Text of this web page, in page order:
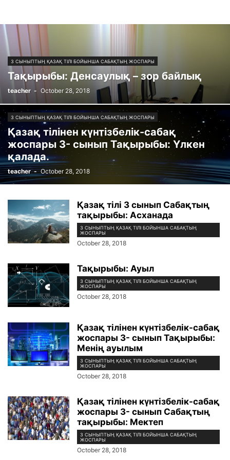
3 СЫНЫПТЫҢ ҚАЗАҚ ТІЛІ БОЙЫНША САБАҚТЫҢ ЖОСПАРЫ
Тақырыбы: Денсаулық – зор байлық
teacher - October 28, 2018
3 СЫНЫПТЫҢ ҚАЗАҚ ТІЛІ БОЙЫНША САБАҚТЫҢ ЖОСПАРЫ
Қазақ тілінен күнтізбелік-сабақ
жоспары 3- сынып Тақырыбы: Үлкен
қалада.
teacher - October 28, 2018
Қазақ тілі 3 сынып Сабақтың
тақырыбы: Асханада
3 СЫНЫПТЫҢ ҚАЗАҚ ТІЛІ БОЙЫНША САБАҚТЫҢ
ЖОСПАРЫ
October 28, 2018
Тақырыбы: Ауыл
3 СЫНЫПТЫҢ ҚАЗАҚ ТІЛІ БОЙЫНША САБАҚТЫҢ
ЖОСПАРЫ
October 28, 2018
Қазақ тілінен күнтізбелік-сабақ
жоспары 3- сынып Тақырыбы:
Менің ауылым
3 СЫНЫПТЫҢ ҚАЗАҚ ТІЛІ БОЙЫНША САБАҚТЫҢ
ЖОСПАРЫ
October 28, 2018
Қазақ тілінен күнтізбелік-сабақ
жоспары 3- сынып Сабақтың
тақырыбы: Мектеп
3 СЫНЫПТЫҢ ҚАЗАҚ ТІЛІ БОЙЫНША САБАҚТЫҢ
ЖОСПАРЫ
October 28, 2018